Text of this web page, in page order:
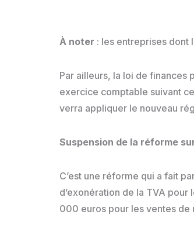
À noter : les entreprises dont
Par ailleurs, la loi de finances
exercice comptable suivant
verra appliquer le nouveau
Suspension de la réforme
C’est une réforme qui a fait
d’exonération de la TVA
000 euros pour les ventes de